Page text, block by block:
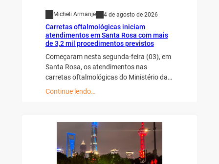
Micheli Armanje 4 de agosto de 2026
Carretas oftalmológicas iniciam
atendimentos em Santa Rosa com mais
de 3,2 mil procedimentos previstos
Começaram nesta segunda-feira (03), em
Santa Rosa, os atendimentos nas
carretas oftalmológicas do Ministério da…
Continue lendo…